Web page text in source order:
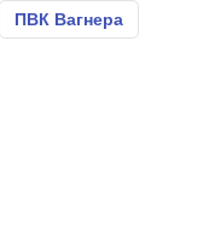
ПВК Вагнера